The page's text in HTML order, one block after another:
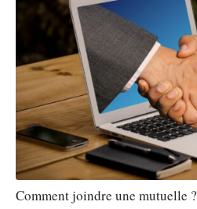
Comment joindre une mutuelle ?